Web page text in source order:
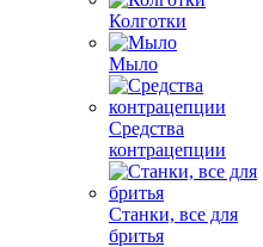
Колготки
Мыло
Средства
контрацепции
Станки, все для
бритья